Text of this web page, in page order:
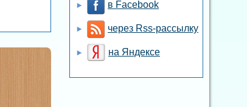
в Facebook
через Rss-рассылку
на Яндексе